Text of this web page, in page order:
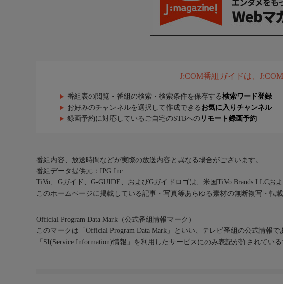
J:COM番組ガイドは、
番組表の閲覧・番組の検索・検索条件を保存する検索ワード登録
お好みのチャンネルを選択して作成できる お気に入りチャンネル
録画予約に対応しているご自宅のSTBへの リモート録画予約
番組内容、放送時間などが実際の放送内容と異なる場合がございます。
番組データ提供元：IPG Inc.
TiVo、Gガイド、G-GUIDE、およびGガイドロゴは、米国TiVo Brands LLCお
このホームページに掲載している記事・写真等あらゆる素材の無断複写・転載
Official Program Data Mark（公式番組情報マーク）
このマークは「Official Program Data Mark」といい、テレビ番組の公式情報で
「SI(Service Information)情報」を利用したサービスにのみ表記が許されている